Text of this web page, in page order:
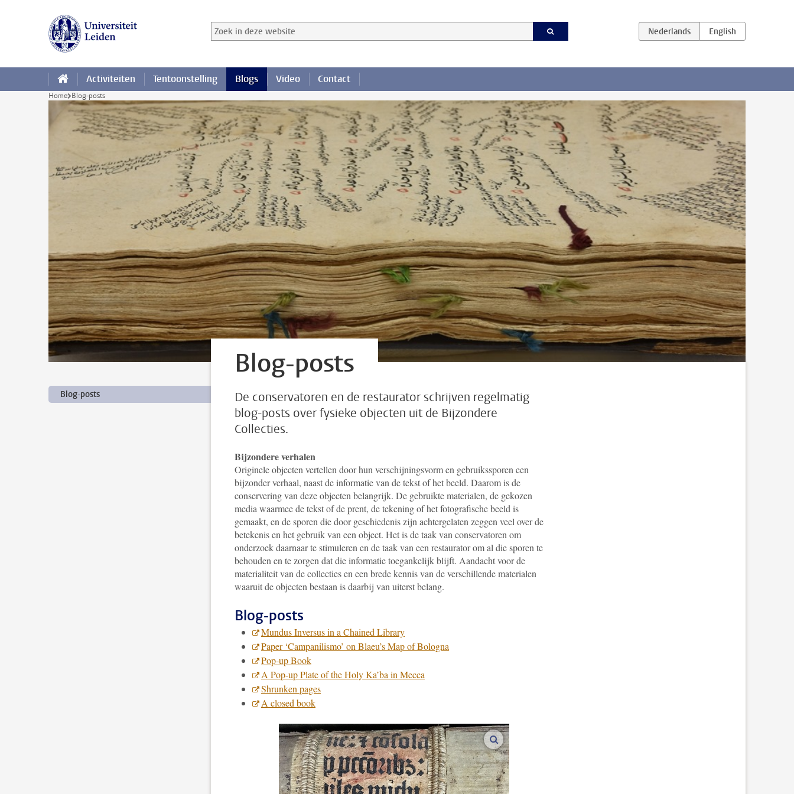
Zoek in deze website
Zoekterm
Activiteiten Tentoonstelling Blogs Video Contact
Home Blog-posts
Blog-posts
Blog-posts
De conservatoren en de restaurator schrijven regelmatig
blog-posts over fysieke objecten uit de Bijzondere
Collecties.
Bijzondere verhalen
Originele objecten vertellen door hun verschijningsvorm en gebruikssporen een
bijzonder verhaal, naast de informatie van de tekst of het beeld. Daarom is de
conservering van deze objecten belangrijk. De gebruikte materialen, de gekozen
media waarmee de tekst of de prent, de tekening of het fotografische beeld is
gemaakt, en de sporen die door geschiedenis zijn achtergelaten zeggen veel over de
betekenis en het gebruik van een object. Het is de taak van conservatoren om
onderzoek daarnaar te stimuleren en de taak van een restaurator om al die sporen te
behouden en te zorgen dat die informatie toegankelijk blijft. Aandacht voor de
materialiteit van de collecties en een brede kennis van de verschillende materialen
waaruit de objecten bestaan is daarbij van uiterst belang.
Blog-posts
Mundus Inversus in a Chained Library
Paper ‘Campanilismo’ on Blaeu’s Map of Bologna
Pop-up Book
A Pop-up Plate of the Holy Ka’ba in Mecca
Shrunken pages
A closed book
vergroot afbeeldingen